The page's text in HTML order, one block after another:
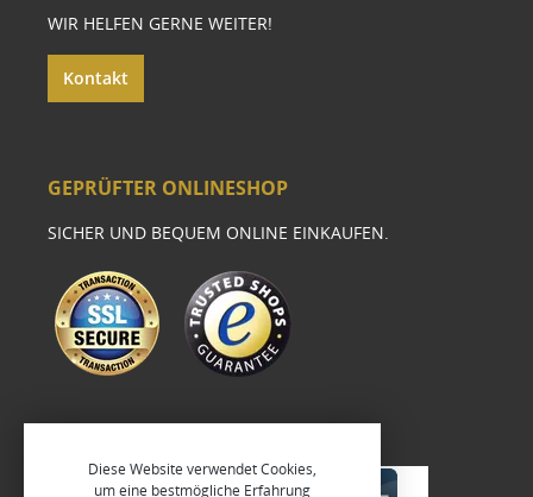
WIR HELFEN GERNE WEITER!
Kontakt
GEPRÜFTER ONLINESHOP
SICHER UND BEQUEM ONLINE EINKAUFEN.
Diese Website verwendet Cookies,
um eine bestmögliche Erfahrung